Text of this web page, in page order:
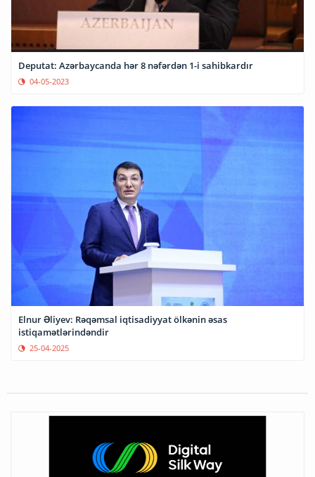
Deputat: Azərbaycanda hər 8 nəfərdən 1-i sahibkardır
04-05-2023
Elnur Əliyev: Rəqəmsal iqtisadiyyat ölkənin əsas
istiqamətlərindəndir
25-04-2025